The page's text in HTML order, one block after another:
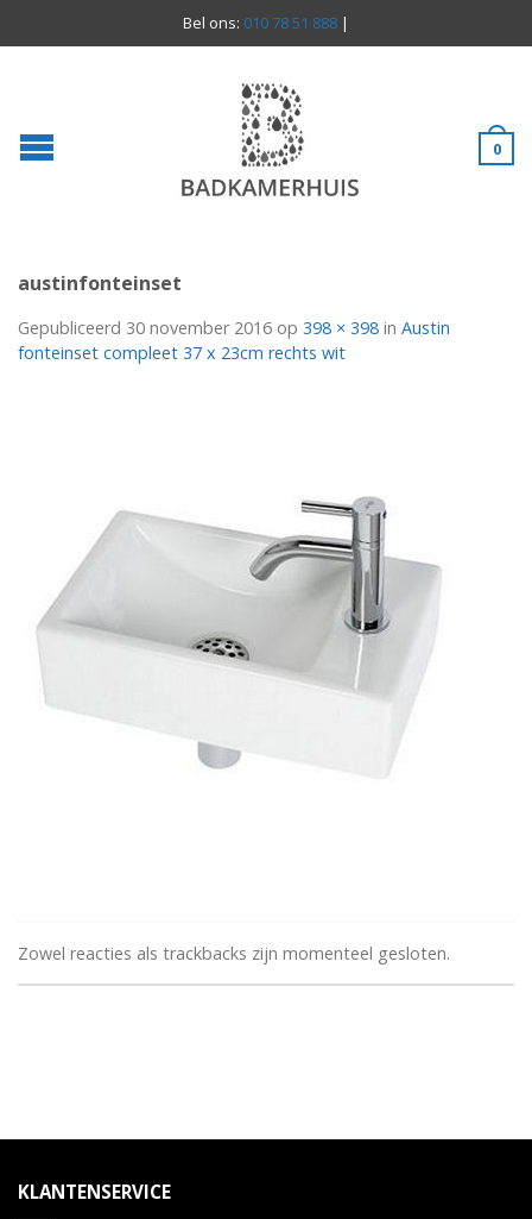
Bel ons: 010 78 51 888 |
0
austinfonteinset
Gepubliceerd 30 november 2016 op 398 × 398 in Austin
fonteinset compleet 37 x 23cm rechts wit
Zowel reacties als trackbacks zijn momenteel gesloten.
KLANTENSERVICE